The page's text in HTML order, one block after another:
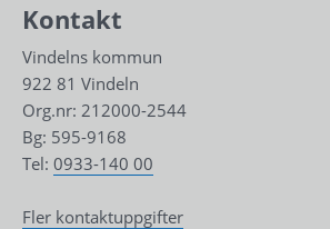
Kontakt
Vindelns kommun
922 81 Vindeln
Org.nr: 212000-2544
Bg: 595-9168
Tel: 0933-140 00
Fler kontaktuppgifter